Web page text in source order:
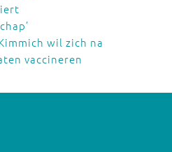
wil zich na
vaccineren